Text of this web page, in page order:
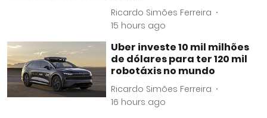
Ricardo Simões Ferreira
15 hours ago
Uber investe 10 mil milhões
de dólares para ter 120 mil
robotáxis no mundo
Ricardo Simões Ferreira
16 hours ago